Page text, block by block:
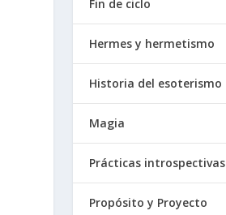
Fin de ciclo
Hermes y hermetismo
Historia del esoterismo
Magia
Prácticas introspectivas
Propósito y Proyecto